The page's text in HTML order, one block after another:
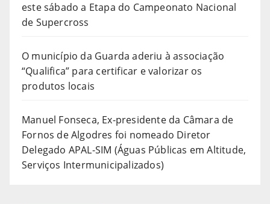
este sábado a Etapa do Campeonato Nacional
de Supercross
O município da Guarda aderiu à associação
“Qualifica” para certificar e valorizar os
produtos locais
Manuel Fonseca, Ex-presidente da Câmara de
Fornos de Algodres foi nomeado Diretor
Delegado APAL-SIM (Águas Públicas em Altitude,
Serviços Intermunicipalizados)